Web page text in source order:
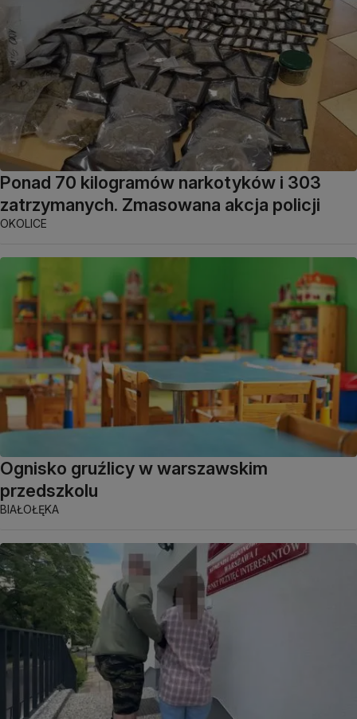
Ponad 70 kilogramów narkotyków i 303
zatrzymanych. Zmasowana akcja policji
OKOLICE
Ognisko gruźlicy w warszawskim
przedszkolu
BIAŁOŁĘKA